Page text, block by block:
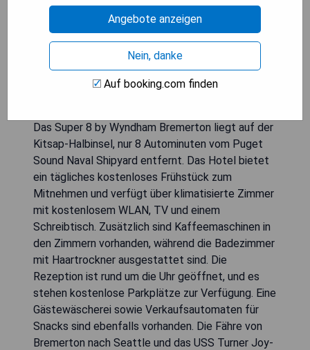
Das Super 8 by Wyndham Bremerton liegt auf der
Kitsap-Halbinsel, nur 8 Autominuten vom Puget
Sound Naval Shipyard entfernt. Das Hotel bietet
ein tägliches kostenloses Frühstück zum
Mitnehmen und verfügt über klimatisierte Zimmer
mit kostenlosem WLAN, TV und einem
Schreibtisch. Zusätzlich sind Kaffeemaschinen in
den Zimmern vorhanden, während die Badezimmer
mit Haartrockner ausgestattet sind. Die
Rezeption ist rund um die Uhr geöffnet, und es
stehen kostenlose Parkplätze zur Verfügung. Eine
Gästewäscherei sowie Verkaufsautomaten für
Snacks sind ebenfalls vorhanden. Die Fähre von
Bremerton nach Seattle und das USS Turner Joy-
Angebote anzeigen
Nein, danke
Auf booking.com finden